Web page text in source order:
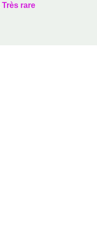
Très rare